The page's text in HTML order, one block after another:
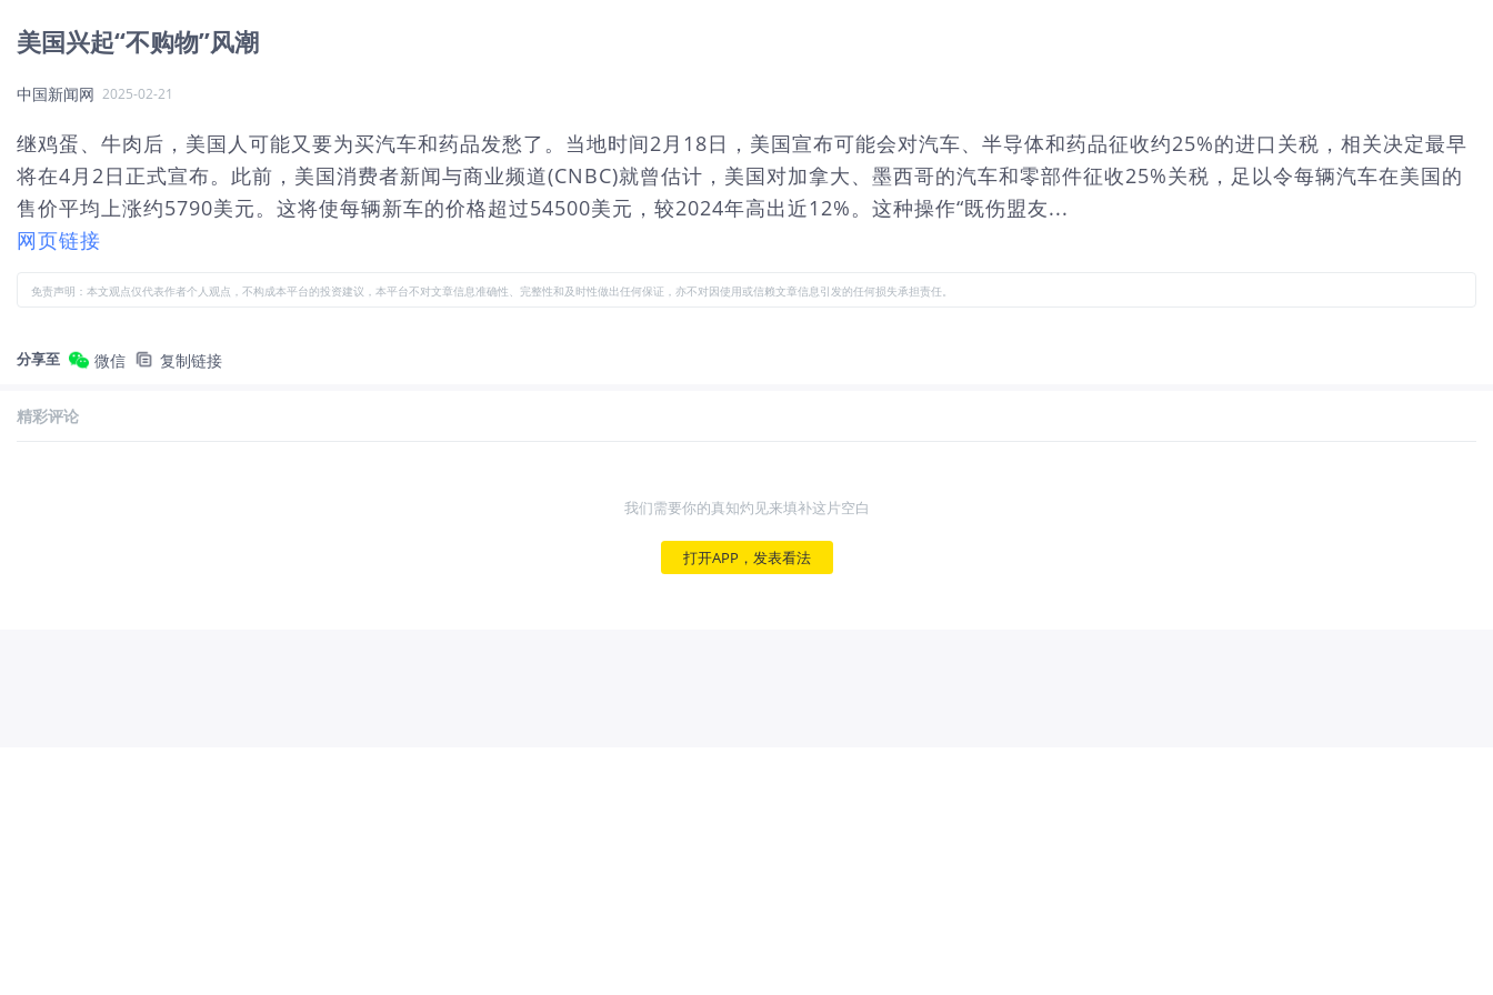
美国兴起“不购物”风潮
中国新闻网 2025-02-21
继鸡蛋、牛肉后，美国人可能又要为买汽车和药品发愁了。当地时间2月18日，美国宣布可能会对汽车、半导体和药品征收约25%的进口关税，相关决定最早
将在4月2日正式宣布。此前，美国消费者新闻与商业频道(CNBC)就曾估计，美国对加拿大、墨西哥的汽车和零部件征收25%关税，足以令每辆汽车在美国的
售价平均上涨约5790美元。这将使每辆新车的价格超过54500美元，较2024年高出近12%。这种操作“既伤盟友...
网页链接
免责声明：本文观点仅代表作者个人观点，不构成本平台的投资建议，本平台不对文章信息准确性、完整性和及时性做出任何保证，亦不对因使用或信赖文章信息引发的任何损失承担责任。
分享至 微信 复制链接
精彩评论
我们需要你的真知灼见来填补这片空白
打开APP，发表看法